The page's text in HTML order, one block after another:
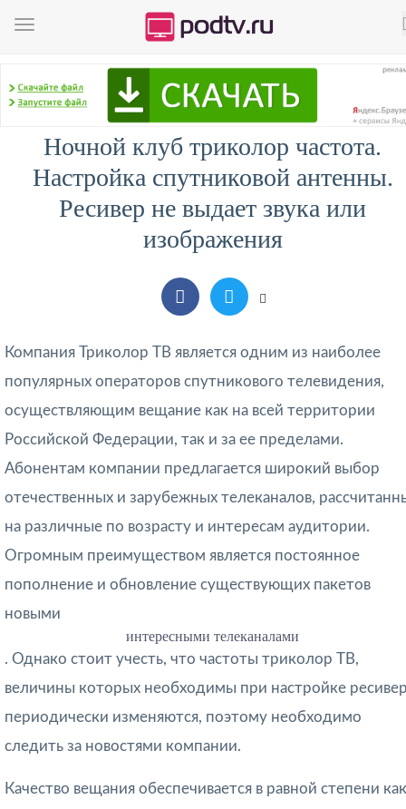
Ночной клуб триколор частота.
Настройка спутниковой антенны.
Ресивер не выдает звука или
изображения
Компания Триколор ТВ является одним из наиболее
популярных операторов спутникового телевидения,
осуществляющим вещание как на всей территории
Российской Федерации, так и за ее пределами.
Абонентам компании предлагается широкий выбор
отечественных и зарубежных телеканалов,
на различные по возрасту и интересам аудитории.
Огромным преимуществом является постоянное
пополнение и обновление существующих пакетов
новыми
интересными телеканалами
. Однако стоит учесть, что частоты триколор ТВ,
величины которых необходимы при настройке
периодически изменяются, поэтому необходимо
следить за новостями компании.
Качество вещания обеспечивается в равной степени